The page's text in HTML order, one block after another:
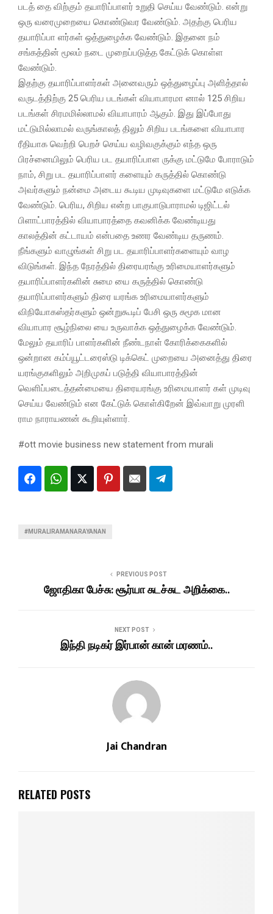
படத் தை விற்கும் தயாரிப்பாளர் உறுதி செய்ய வேண்டும். என்று
ஒரு வரைமுறையை கொண்டுவர வேண்டும். அதற்கு பெரிய
தயாரிப்பா ளர்கள் ஒத்துழைக்க வேண்டும். இதனை நம்
சங்கத்தின் மூலம் நடை முறைப்படுத்த கேட்டுக் கொள்ள
வேண்டும்.
இதற்கு தயாரிப்பாளர்கள் அனைவரும் ஒத்துழைப்பு அளித்தால்
வருடத்திற்கு 25 பெரிய படங்கள் வியாபாரமா னால் 125 சிறிய
படங்கள் சிரமமில்லாமல் வியாபாரம் ஆகும். இது இப்போது
மட்டுமில்லாமல் வருங்காலத் திலும் சிறிய படங்களை வியாபார
ரீதியாக வெற்றி பெறச் செய்ய வழிவகுக்கும் எந்த ஒரு
பிரச்னையிலும் பெரிய பட தயாரிப்பாள ருக்கு மட்டுமே போராடும்
நாம், சிறு பட தயாரிப்பாளர் களையும் கருத்தில் கொண்டு
அவர்களும் நன்மை அடைய கூடிய முடிவுகளை மட்டுமே எடுக்க
வேண்டும். பெரிய, சிறிய என்ற பாகுபாடுபாராமல் டிஜிட்டல்
பிளாட்பாரத்தில் வியாபாரத்தை கவனிக்க வேண்டியது
காலத்தின் கட்டாயம் என்பதை உணர வேண்டிய தருணம்.
நீங்களும் வாழுங்கள் சிறு பட தயாரிப்பாளர்களையும் வாழ
விடுங்கள். இந்த நேரத்தில் திரையரங்கு உரிமையாளர்களும்
தயாரிப்பாளர்களின் சுமை யை கருத்தில் கொண்டு
தயாரிப்பாளர்களும் திரை யரங்க உரிமையாளர்களும்
விநியோகஸ்தர்களும் ஒன்றுகூடிப் பேசி ஒரு சுமூக மான
வியாபார சூழ்நிலை யை உருவாக்க ஒத்துழைக்க வேண்டும்.
மேலும் தயாரிப் பாளர்களின் நீண்டநாள் கோரிக்கைகளில்
ஒன்றான கம்ப்யூட்டரைஸ்டு டிக்கெட் முறையை அனைத்து திரை
யரங்குகளிலும் அறிமுகப் படுத்தி வியாபாரத்தின்
வெளிப்படைத்தன்மையை திரையரங்கு உரிமையாளர் கள் முடிவு
செய்ய வேண்டும் என கேட்டுக் கொள்கிறேன் இவ்வாறு முரளி
ராம நாராயணன் கூறியுள்ளார்.
#ott movie business new statement from murali
#MURALIRAMANARAYANAN
PREVIOUS POST
ஜோதிகா பேச்சு: சூர்யா சுடச்சுட அறிக்கை..
NEXT POST
இந்தி நடிகர் இர்பான் கான் மரணம்..
Jai Chandran
RELATED POSTS